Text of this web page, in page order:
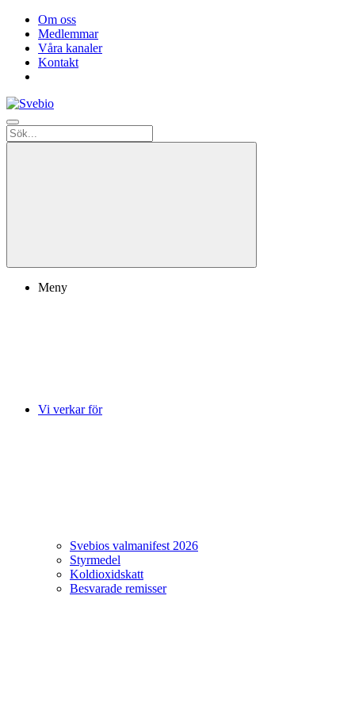
Om oss
Medlemmar
Våra kanaler
Kontakt
Meny
Vi verkar för
Svebios valmanifest 2026
Styrmedel
Koldioxidskatt
Besvarade remisser